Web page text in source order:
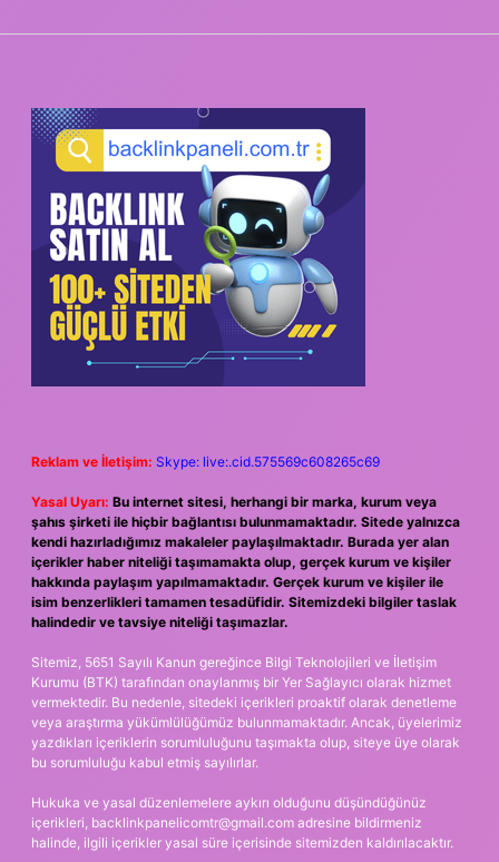
SIDEBAR
Reklam ve İletişim: Skype: live:.cid.575569c608265c69
Yasal Uyarı: Bu internet sitesi, herhangi bir marka, kurum veya
şahıs şirketi ile hiçbir bağlantısı bulunmamaktadır. Sitede yalnızca
kendi hazırladığımız makaleler paylaşılmaktadır. Burada yer alan
içerikler haber niteliği taşımamakta olup, gerçek kurum ve kişiler
hakkında paylaşım yapılmamaktadır. Gerçek kurum ve kişiler ile
isim benzerlikleri tamamen tesadüfidir. Sitemizdeki bilgiler taslak
halindedir ve tavsiye niteliği taşımazlar.
Sitemiz, 5651 Sayılı Kanun gereğince Bilgi Teknolojileri ve İletişim
Kurumu (BTK) tarafından onaylanmış bir Yer Sağlayıcı olarak hizmet
vermektedir. Bu nedenle, sitedeki içerikleri proaktif olarak denetleme
veya araştırma yükümlülüğümüz bulunmamaktadır. Ancak, üyelerimiz
yazdıkları içeriklerin sorumluluğunu taşımakta olup, siteye üye olarak
bu sorumluluğu kabul etmiş sayılırlar.
Hukuka ve yasal düzenlemelere aykırı olduğunu düşündüğünüz
içerikleri, backlinkpanelicomtr@gmail.com adresine bildirmeniz
halinde, ilgili içerikler yasal süre içerisinde sitemizden kaldırılacaktır.